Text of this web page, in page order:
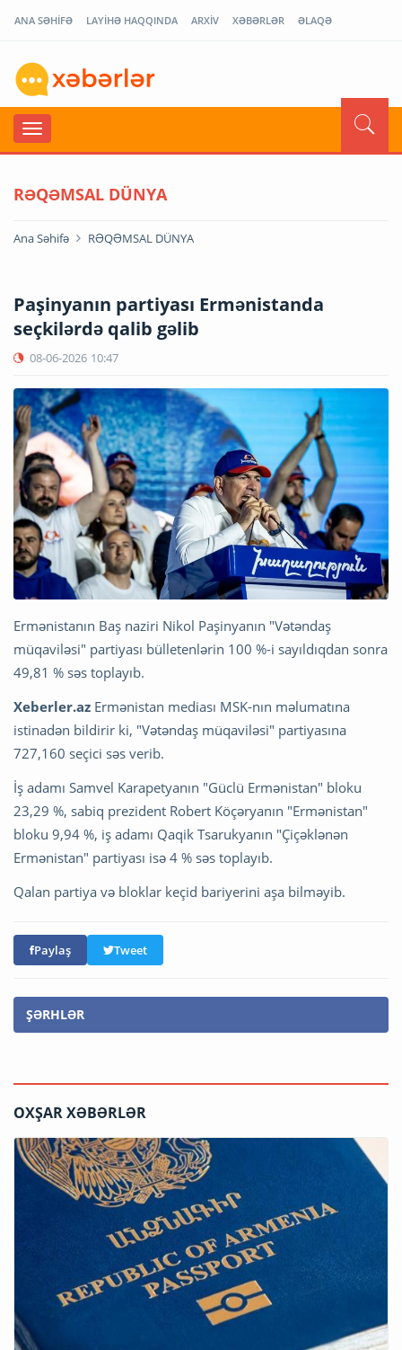
ANA SƏHİFƏ LAYİHƏ HAQQINDA ARXİV XƏBƏRLƏR ƏLAQƏ
RƏQƏMSAL DÜNYA
Ana Səhifə RƏQƏMSAL DÜNYA
Paşinyanın partiyası Ermənistanda
seçkilərdə qalib gəlib
08-06-2026 10:47
Ermənistanın Baş naziri Nikol Paşinyanın "Vətəndaş
müqaviləsi" partiyası bülletenlərin 100 %-i sayıldıqdan sonra
49,81 % səs toplayıb.
Xeberler.az Ermənistan mediası MSK-nın məlumatına
istinadən bildirir ki, "Vətəndaş müqaviləsi" partiyasına
727,160 seçici səs verib.
İş adamı Samvel Karapetyanın "Güclü Ermənistan" bloku
23,29 %, sabiq prezident Robert Köçəryanın "Ermənistan"
bloku 9,94 %, iş adamı Qaqik Tsarukyanın "Çiçəklənən
Ermənistan" partiyası isə 4 % səs toplayıb.
Qalan partiya və bloklar keçid bariyerini aşa bilməyib.
Paylaş Tweet
ŞƏRHLƏR
OXŞAR XƏBƏRLƏR